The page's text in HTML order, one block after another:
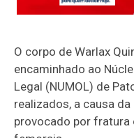
O corpo de Warlax
encaminhado ao
Legal (NUMOL) de
realizados, a causa
provocado por fratura